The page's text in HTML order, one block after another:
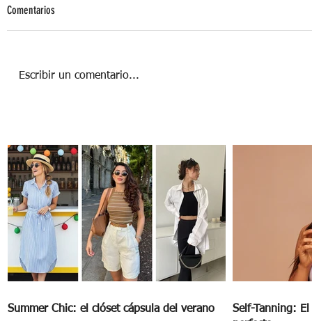
Comentarios
Escribir un comentario...
Summer Chic: el clóset cápsula del verano
Self-Tanning: